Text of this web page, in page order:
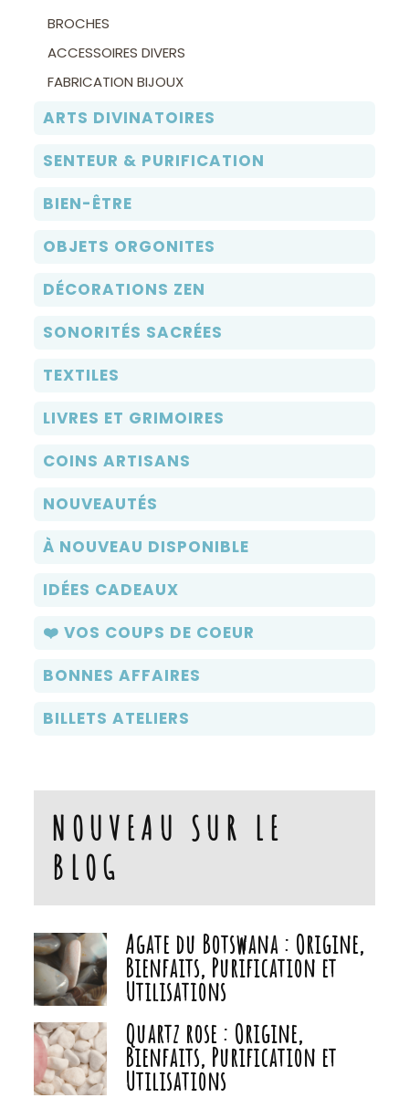
BROCHES
ACCESSOIRES DIVERS
FABRICATION BIJOUX
ARTS DIVINATOIRES
SENTEUR & PURIFICATION
BIEN-ÊTRE
OBJETS ORGONITES
DÉCORATIONS ZEN
SONORITÉS SACRÉES
TEXTILES
LIVRES ET GRIMOIRES
COINS ARTISANS
NOUVEAUTÉS
À NOUVEAU DISPONIBLE
IDÉES CADEAUX
❤️ VOS COUPS DE COEUR
BONNES AFFAIRES
BILLETS ATELIERS
NOUVEAU SUR LE
BLOG
Agate du Botswana : Origine,
Bienfaits, Purification et
Utilisations
Quartz rose : Origine,
Bienfaits, Purification et
Utilisations